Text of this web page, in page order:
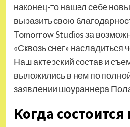
наконец-то нашел себе
выразить свою
Tomorrow Studios за
«Сквозь снег» насладиться
Наш актерский состав и
выложились в нем по
заявлении шоураннера
Когда